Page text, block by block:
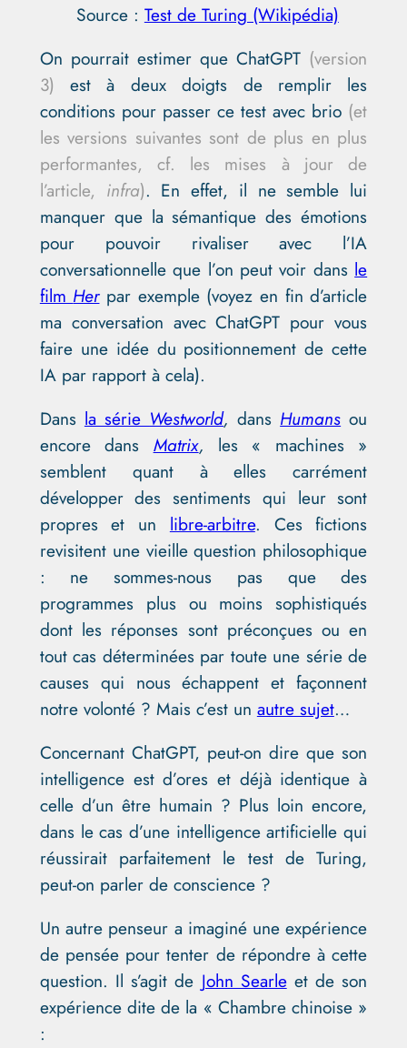
Source : Test de Turing (Wikipédia)
On pourrait estimer que ChatGPT (version
3) est à deux doigts de remplir les
conditions pour passer ce test avec brio (et
les versions suivantes sont de plus en plus
performantes, cf. les mises à jour de
l’article, infra). En effet, il ne semble lui
manquer que la sémantique des émotions
pour pouvoir rivaliser avec l’IA
conversationnelle que l’on peut voir dans le
film Herpar exemple (voyez en fin d’article
ma conversation avec ChatGPT pour vous
faire une idée du positionnement de cette
IA par rapport à cela).
Dans la série Westworld,dans Humans ou
encore dans Matrix, les « machines »
semblent quant à elles carrément
développer des sentiments qui leur sont
propres et un libre-arbitre. Ces fictions
revisitent une vieille question philosophique
: ne sommes-nous pas que des
programmes plus ou moins sophistiqués
dont les réponses sont préconçues ou en
tout cas déterminées par toute une série de
causes qui nous échappent et façonnent
notre volonté ? Mais c’est un autre sujet…
Concernant ChatGPT, peut-on dire que son
intelligence est d’ores et déjà identique à
celle d’un être humain ? Plus loin encore,
dans le cas d’une intelligence artificielle qui
réussirait parfaitement le test de Turing,
peut-on parler de conscience ?
Un autre penseur a imaginé une expérience
de pensée pour tenter de répondre à cette
question. Il s’agit de John Searleet de son
expérience dite de la « Chambre chinoise »
: